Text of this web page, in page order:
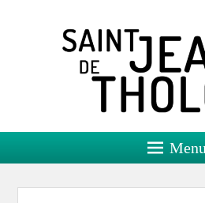
Saint Jean
Site officiel
Menu